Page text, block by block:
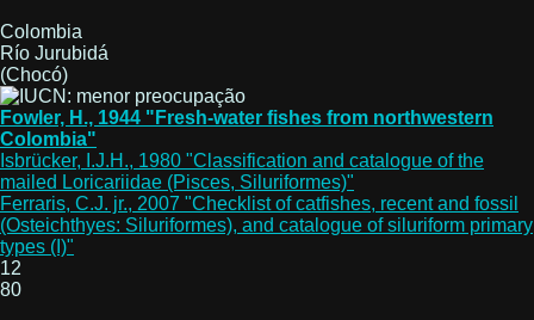
Colombia
Río Jurubidá
(Chocó)
Fowler, H., 1944 "Fresh-water fishes from northwestern
Colombia"
Isbrücker, I.J.H., 1980 "Classification and catalogue of the
mailed Loricariidae (Pisces, Siluriformes)"
Ferraris, C.J. jr., 2007 "Checklist of catfishes, recent and fossil
(Osteichthyes: Siluriformes), and catalogue of siluriform primary
types (I)"
12
80